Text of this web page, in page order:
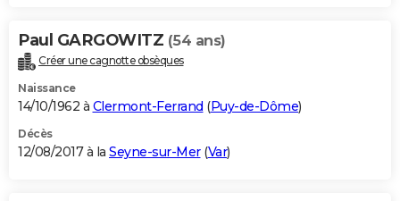
Paul GARGOWITZ (54 ans)
Créer une cagnotte obsèques
Naissance
14/10/1962 à Clermont-Ferrand (Puy-de-Dôme)
Décès
12/08/2017 à la Seyne-sur-Mer(Var)